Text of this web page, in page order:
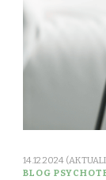
14.12.2024
BLOG